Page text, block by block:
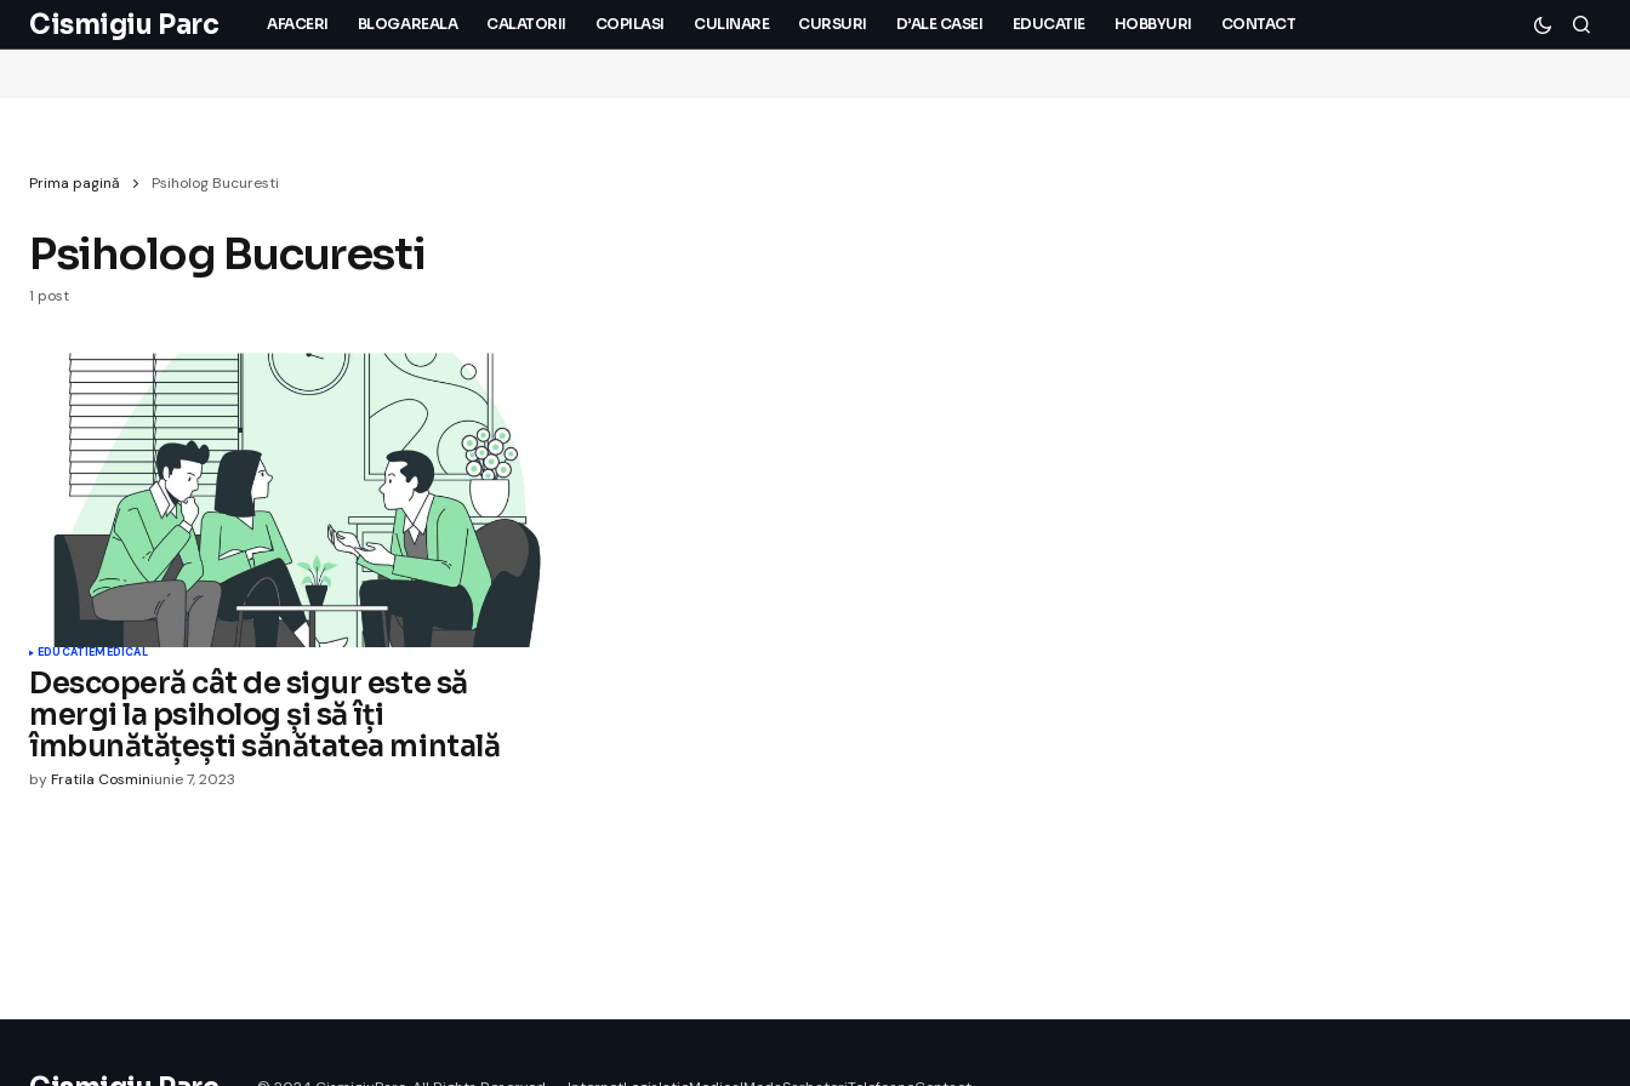
Cismigiu Parc AFACERI BLOGAREALA CALATORII COPILASI CULINARE CURSURI D’ALE CASEI EDUCATIE HOBBYURI CONTACT
Prima pagină Psiholog Bucuresti
Psiholog Bucuresti
1 post
EDUCATIEMEDICAL
Descoperă cât de sigur este să
mergi la psiholog și să îți
îmbunătățești sănătatea mintală
byFratila Cosminiunie 7, 2023